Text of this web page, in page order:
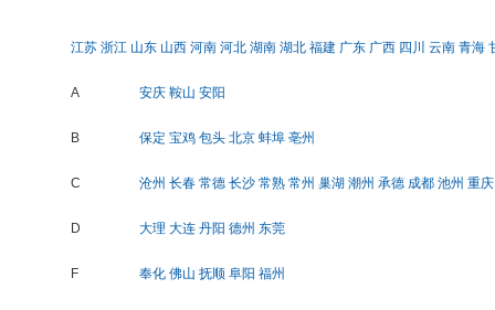
江苏 浙江 山东 山西 河南 河北 湖南 湖北 福建 广东 广西 四川 云南 青海
A 安庆 鞍山 安阳
B 保定 宝鸡 包头 北京 蚌埠 亳州
C 沧州 长春 常德 长沙 常熟 常州 巢湖 潮州 承德 成都 池州 重庆
D 大理 大连 丹阳 德州 东莞
F 奉化 佛山 抚顺 阜阳 福州